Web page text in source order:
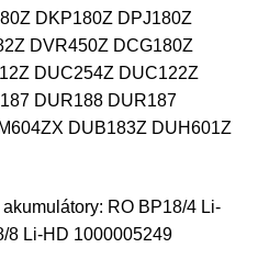
DKP180Z DPJ180Z
DVR450Z DCG180Z
DUC254Z DUC122Z
DUR188 DUR187
DUB183Z DUH601Z
RO BP18/4 Li-
8 Li-HD 1000005249